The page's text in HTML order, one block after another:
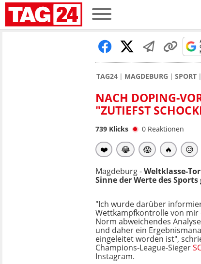
TAG24 MAGDEBURG SPORT
NACH DOPING-
"ZUTIEFST
739 Klicks 0 Reaktionen
❤️ 😂 😱 🔥 😥
Magdeburg -Weltklasse-
Sinne der Werte des
"Ich wurde darüber
Wettkampfkontrolle von
Norm abweichendes
und daher ein
eingeleitet worden ist",
Champions-League-Sieger
Instagram.